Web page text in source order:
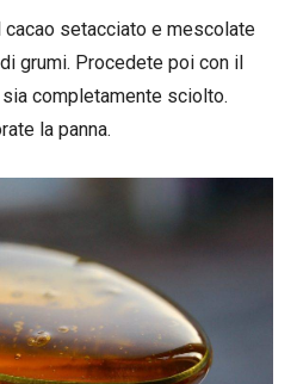
setacciato e mescolate
grumi. Procedete poi con il
completamente sciolto.
la panna.